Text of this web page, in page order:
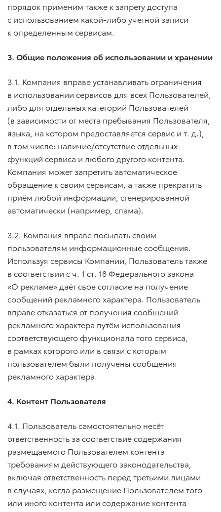
порядок применим также к запрету доступа
с использованием какой-либо учетной записи
к определенным сервисам.
3. Общие положения об использовании и хранении
3.1. Компания вправе устанавливать ограничения
в использовании сервисов для всех Пользователей,
либо для отдельных категорий Пользователей
(в зависимости от места пребывания Пользователя,
языка, на котором предоставляется сервис и т. д.),
в том числе: наличие/отсутствие отдельных
функций сервиса и любого другого контента.
Компания может запретить автоматическое
обращение к своим сервисам, а также прекратить
приём любой информации, сгенерированной
автоматически (например, спама).
3.2. Компания вправе посылать своим
пользователям информационные сообщения.
Используя сервисы Компании, Пользователь также
в соответствии с ч. 1 ст. 18 Федерального закона
«О рекламе» даёт свое согласие на получение
сообщений рекламного характера. Пользователь
вправе отказаться от получения сообщений
рекламного характера путём использования
соответствующего функционала того сервиса,
в рамках которого или в связи с которым
пользователем были получены сообщения
рекламного характера.
4. Контент Пользователя
4.1. Пользователь самостоятельно несёт
ответственность за соответствие содержания
размещаемого Пользователем контента
требованиям действующего законодательства,
включая ответственность перед третьими лицами
в случаях, когда размещение Пользователем того
или иного контента или содержание контента